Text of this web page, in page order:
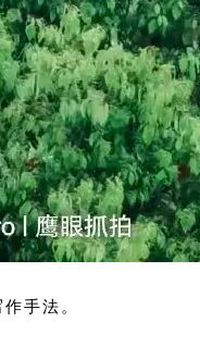
手法。